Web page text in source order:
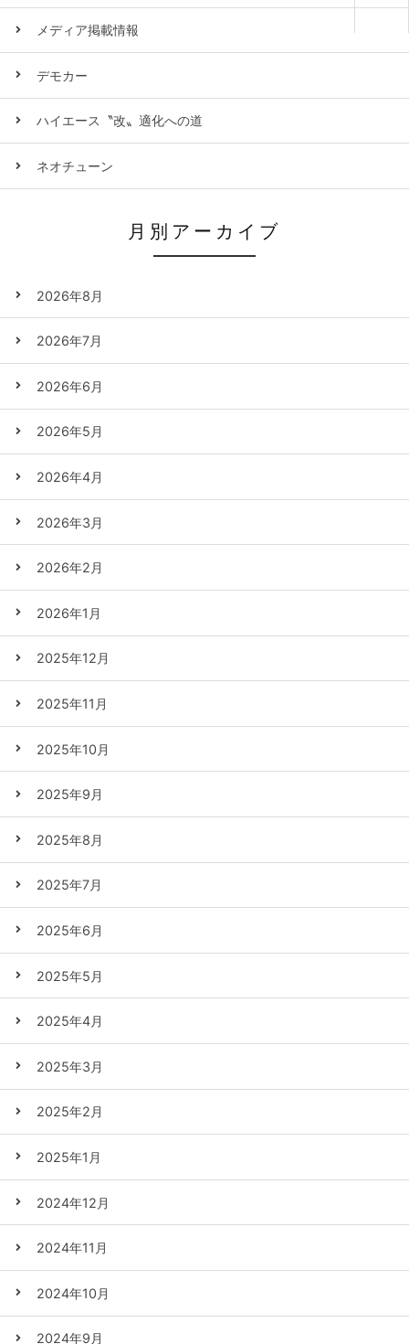
メディア掲載情報
デモカー
ハイエース〝改〟適化への道
ネオチューン
月別アーカイブ
2026年8月
2026年7月
2026年6月
2026年5月
2026年4月
2026年3月
2026年2月
2026年1月
2025年12月
2025年11月
2025年10月
2025年9月
2025年8月
2025年7月
2025年6月
2025年5月
2025年4月
2025年3月
2025年2月
2025年1月
2024年12月
2024年11月
2024年10月
2024年9月